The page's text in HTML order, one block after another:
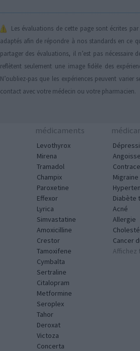
Les évaluations de cette page sont écrites
adaptés afin de répondre à nos standards en ce
partager des évaluations, il n’est pas nécessaire
reflètent seulement une image fidèle des
N’oubliez-pas que les expériences peuvent
contact avec votre médecin ou votre pharmacien.
médicaments
Levothyrox
Mirena
Tramadol
Champix
Paroxetine
Effexor
Lyrica
Simvastatine
Amoxicilline
Crestor
Tamoxifene
Cymbalta
Sertraline
Citalopram
Metformine
Seroplex
Tahor
Deroxat
Victoza
Concerta
Migraine
Diabète
Acné
Allergie
Cancer
Affichez